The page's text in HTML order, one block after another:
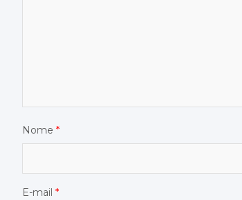
Nome *
E-mail *